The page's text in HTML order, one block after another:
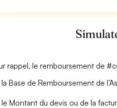
rappel, le remboursement de
la Base de Remboursement de
le Montant du devis ou de la